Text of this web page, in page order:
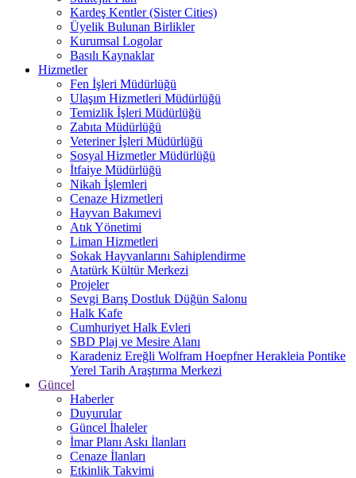
Kardeş Kentler (Sister Cities)
Üyelik Bulunan Birlikler
Kurumsal Logolar
Basılı Kaynaklar
Hizmetler
Fen İşleri Müdürlüğü
Ulaşım Hizmetleri Müdürlüğü
Temizlik İşleri Müdürlüğü
Zabıta Müdürlüğü
Veteriner İşleri Müdürlüğü
Sosyal Hizmetler Müdürlüğü
İtfaiye Müdürlüğü
Nikah İşlemleri
Cenaze Hizmetleri
Hayvan Bakımevi
Atık Yönetimi
Liman Hizmetleri
Sokak Hayvanlarını Sahiplendirme
Atatürk Kültür Merkezi
Projeler
Sevgi Barış Dostluk Düğün Salonu
Halk Kafe
Cumhuriyet Halk Evleri
SBD Plaj ve Mesire Alanı
Karadeniz Ereğli Wolfram Hoepfner Herakleia Pontike
Yerel Tarih Araştırma Merkezi
Güncel
Haberler
Duyurular
Güncel İhaleler
İmar Planı Askı İlanları
Cenaze İlanları
Etkinlik Takvimi